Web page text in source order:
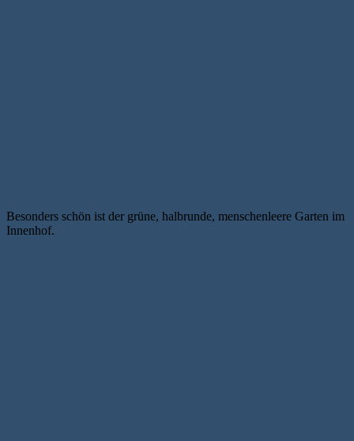
Besonders schön ist der grüne, halbrunde, menschenleere Garten im
Innenhof.